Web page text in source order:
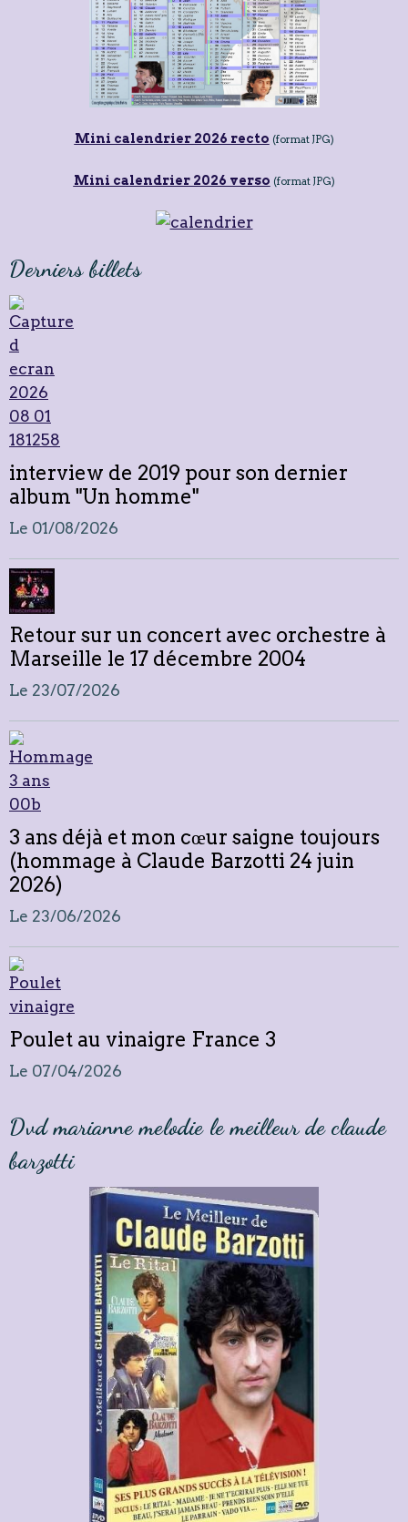
Mini calendrier 2026 recto (format JPG)
Mini calendrier 2026 verso (format JPG)
Derniers billets
interview de 2019 pour son dernier
album "Un homme"
Le 01/08/2026
Retour sur un concert avec orchestre à
Marseille le 17 décembre 2004
Le 23/07/2026
3 ans déjà et mon cœur saigne toujours
(hommage à Claude Barzotti 24 juin
2026)
Le 23/06/2026
Poulet au vinaigre France 3
Le 07/04/2026
Dvd marianne melodie le meilleur de claude
barzotti